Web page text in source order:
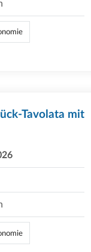
Tavolata mit